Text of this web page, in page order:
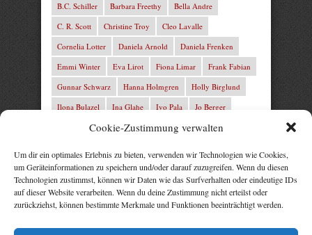
Cookie-Zustimmung verwalten
Um dir ein optimales Erlebnis zu bieten, verwenden wir Technologien wie Cookies,
um Geräteinformationen zu speichern und/oder darauf zuzugreifen. Wenn du diesen
Technologien zustimmst, können wir Daten wie das Surfverhalten oder eindeutige IDs
auf dieser Website verarbeiten. Wenn du deine Zustimmung nicht erteilst oder
zurückziehst, können bestimmte Merkmale und Funktionen beeinträchtigt werden.
B.C. Schiller
Barbara Freethy
Bella Andre
C. R. Scott
Christine Troy
Cleo Lavalle
Cornelia Lotter
Daniela Arnold
Daniela Frenken
Emmi Winter
Eva Lirot Fiona Limar
Frank Fabian
Gunnar Schwarz
Hanna Holmgren
Holly Birglund
Ilona Bulazel
Ina Glahe Ivo Pala
Jo Berger
Josefine Weiss
Josie Charles
Karin Lindberg
Lita Harris
Marcus Hünnebeck
Marit Bernson
Mark Franley
Martin Krist
Michelle Schrenk
Mila Summers
Mira Morton
Nika Lubitsch
Noah Fitz
Nora Amelie René Junge Rezepte Profis